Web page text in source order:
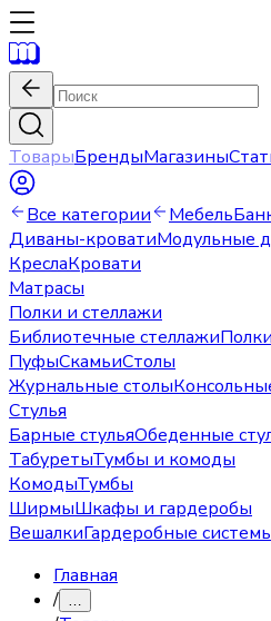
ТоварыБрендыМагазины
Все категории Мебель
Диваны-кроватиМодульные
КреслаКровати
Матрасы
Полки и стеллажи
Библиотечные стеллажиПолки
ПуфыСкамьиСтолы
Журнальные столы
Стулья
Барные стульяОбеденные
ТабуретыТумбы и комоды
КомодыТумбы
ШирмыШкафы и гардеробы
ВешалкиГардеробные
Главная
/ …